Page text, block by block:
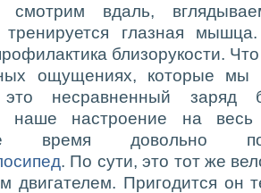
вдаль,
тренируется глазная
близорукости.
ощущениях, которые мы
это несравненный заряд
наше настроение на весь
время довольно
. По сути, это тот же
двигателем. Пригодится он